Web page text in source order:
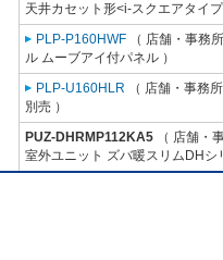
天井カセット形<i-スクエアタイ
PLP-P160HWF （ 店舗・事務
ル ムーブアイ付パネル ）
PLP-U160HLR （ 店舗・事務
別売 ）
PUZ-DHRMP112KA5 （ 店舗・
室外ユニット ズバ暖スリムDHシ